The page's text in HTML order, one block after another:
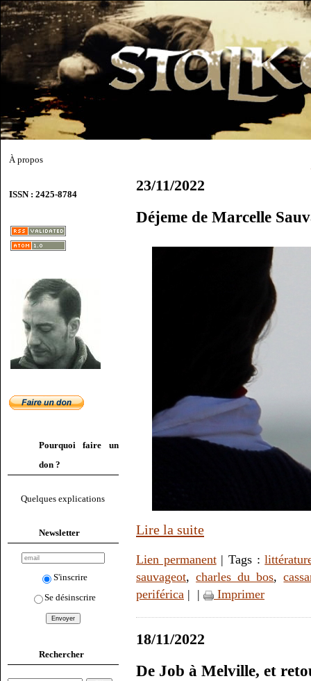
À propos
ISSN : 2425-8784
Pourquoi faire un
don ?
Quelques explications
Newsletter
S'inscrire
Se désinscrire
Rechercher
23/11/2022
Déjeme de Marcelle
Lire la suite
Lien permanent| Tags :
sauvageot,charles du bos,
periférica | | Imprimer
18/11/2022
De Job à Melville, et